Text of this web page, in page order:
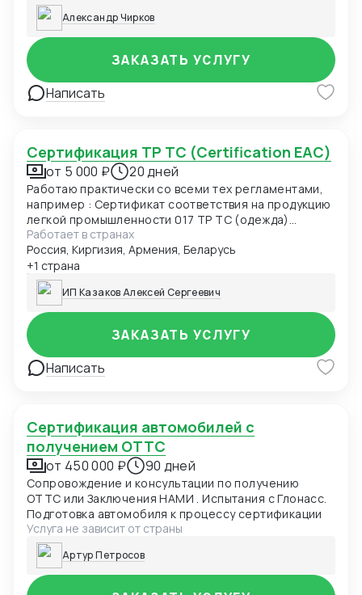
Александр Чирков
Написать
ЗАКАЗАТЬ УСЛУГУ
Сертификация ТР ТС (Certification EAC)
от 5 000 ₽ 20 дней
Работаю практически со всеми тех регламентами,
например : Сертификат соответствия на продукцию
легкой промышленности 017 ТР ТС (одежда)
Сертификат соответствия О безопасности
продукции, предназначенной для детей и
подростков 007 ТР ТС (детская одежда)
Сертификат соответствия О безопасности
низковольтного оборудования 004 ТР ТС
Сертификат соответствия Электромагнитная
совместимость технических средств 020 ТР ТС
Сертификат соответствия О БЕЗОПАСНОСТИ
КОЛЕСНЫХ ТРАНСПОРТНЫХ СРЕДСТВ 018 ТР ТС
Декларация соответствия ГОСТ, ЕАС Отказные
Работает в странах
Россия, Киргизия, Армения, Беларусь
+1 страна
ИП Казаков Алексей Сергеевич
Написать
ЗАКАЗАТЬ УСЛУГУ
Сертификация автомобилей с
получением ОТТС
от 450 000 ₽ 90 дней
Сопровождение и консультации по получению
ОТТС или Заключения НАМИ . Испытания с Глонасс.
Подготовка автомобиля к процессу сертификации
Услуга не зависит от страны
Артур Петросов